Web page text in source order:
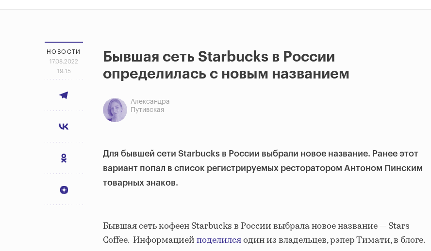
НОВОСТИ
17.08.2022
19:15
Бывшая сеть Starbucks в России
определилась с новым названием
Александра
Путивская
Для бывшей сети Starbucks в России выбрали новое название. Ранее этот
вариант попал в список регистрируемых ресторатором Антоном Пинским
товарных знаков.
Бывшая сеть кофеен Starbucks в России выбрала новое название — Stars
Coffee. Информациейподелилсяодин из владельцев, рэпер Тимати, в блоге.